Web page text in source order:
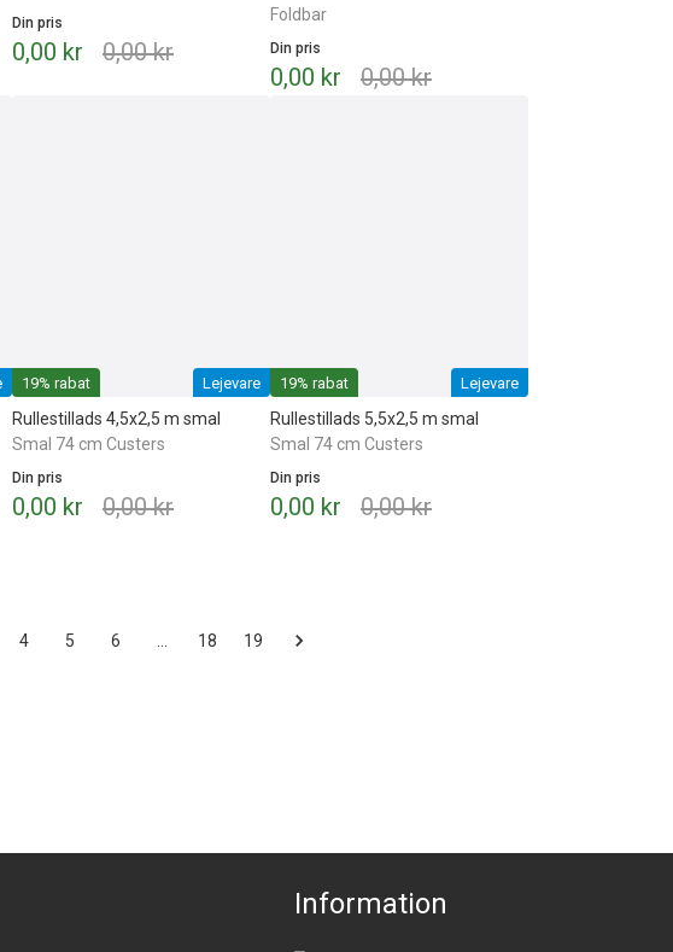
Din pris
0,00 kr 0,00 kr
Foldbar
Din pris
0,00 kr 0,00 kr
19% rabat Lejevare
Rullestillads 4,5x2,5 m smal
Smal 74 cm Custers
Din pris
0,00 kr 0,00 kr
19% rabat Lejevare
Rullestillads 5,5x2,5 m smal
Smal 74 cm Custers
Din pris
0,00 kr 0,00 kr
4 5 6 18 19
Information